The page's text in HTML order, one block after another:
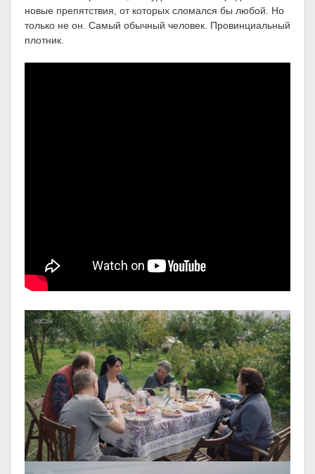
новые препятствия, от которых сломался бы любой. Но
только не он. Самый обычный человек. Провинциальный
плотник.